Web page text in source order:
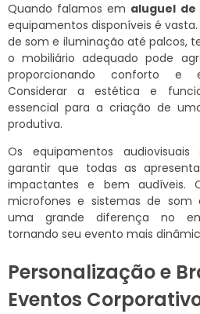
Quando falamos em aluguel
equipamentos disponíveis é
de som e iluminação até palcos,
o mobiliário adequado pode
proporcionando conforto e
Considerar a estética e
essencial para a criação de
produtiva.
Os equipamentos
garantir que todas as
impactantes e bem audíveis.
microfones e sistemas de som
uma grande diferença no
tornando seu evento mais
Personalização e
Eventos